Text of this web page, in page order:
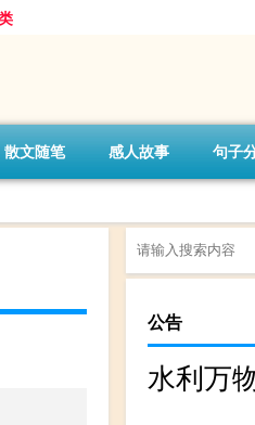
散文随笔 感人故事 句子
公告
水利万